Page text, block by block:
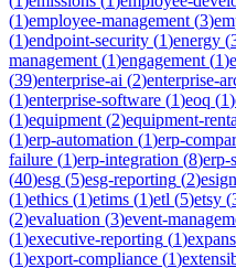
(1)employee-management (3)
(1)endpoint-security (1)energy (
management (1)engagement (1)
(39)enterprise-ai (2)enterprise-
(1)enterprise-software (1)eoq (1)
(1)equipment (2)equipment-
(1)erp-automation (1)erp-
failure (1)erp-integration (8)erp-
(40)esg (5)esg-reporting (2)
(1)ethics (1)etims (1)etl (5)etsy (
(2)evaluation (3)event-
(1)executive-reporting (1)
(1)export-compliance (1)